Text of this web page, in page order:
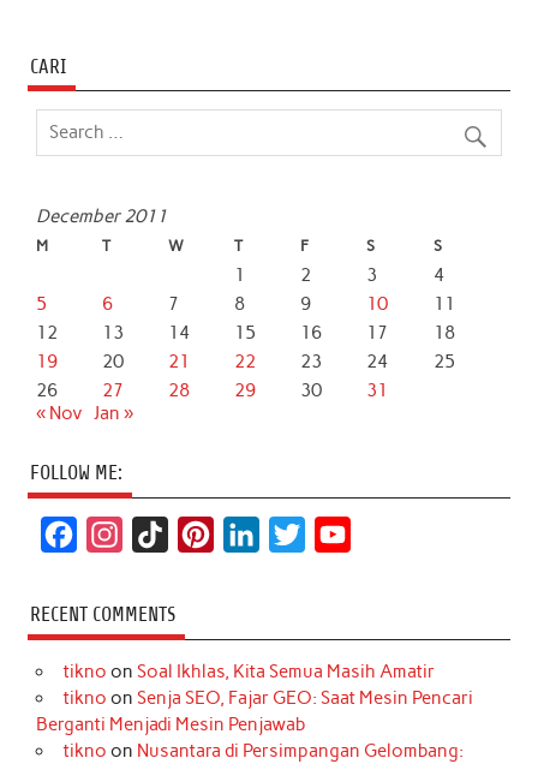
CARI
December 2011
M T W T F S S
1 2 3
4
5
6 7 8 9 10
11
12
13 14 15 16 17
18
19
20 21 22 23 24
25
26
27 28 29 30
31
« Nov Jan »
FOLLOW ME:
c
e
b
o
s
t
a
r
k
T
o
k
t
e
r
e
k
e
d
I
t
t
r
T
u
e
RECENT COMMENTS
tikno on Soal Ikhlas, Kita Semua Masih Amatir
tikno on Senja SEO, Fajar GEO: Saat Mesin Pencari
Berganti Menjadi Mesin Penjawab
tikno on Nusantara di Persimpangan Gelombang: